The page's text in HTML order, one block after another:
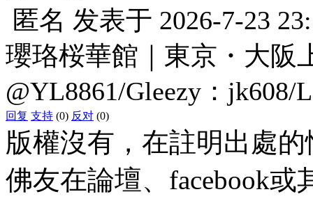
匿名 发表于 2026-7-23
瓔珞桜華館｜東京・大阪
@YL8861/Gleezy：jk608/
回复 支持 (0) 反对 (0)
版權沒有，在註明出處
佛友在論壇、facebook